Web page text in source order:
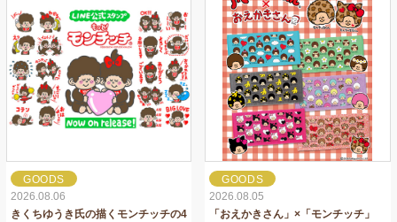
GOODS
2026.08.06
きくちゆうき氏の描くモンチッチの4
GOODS
2026.08.05
「おえかきさん」×「モンチッチ」